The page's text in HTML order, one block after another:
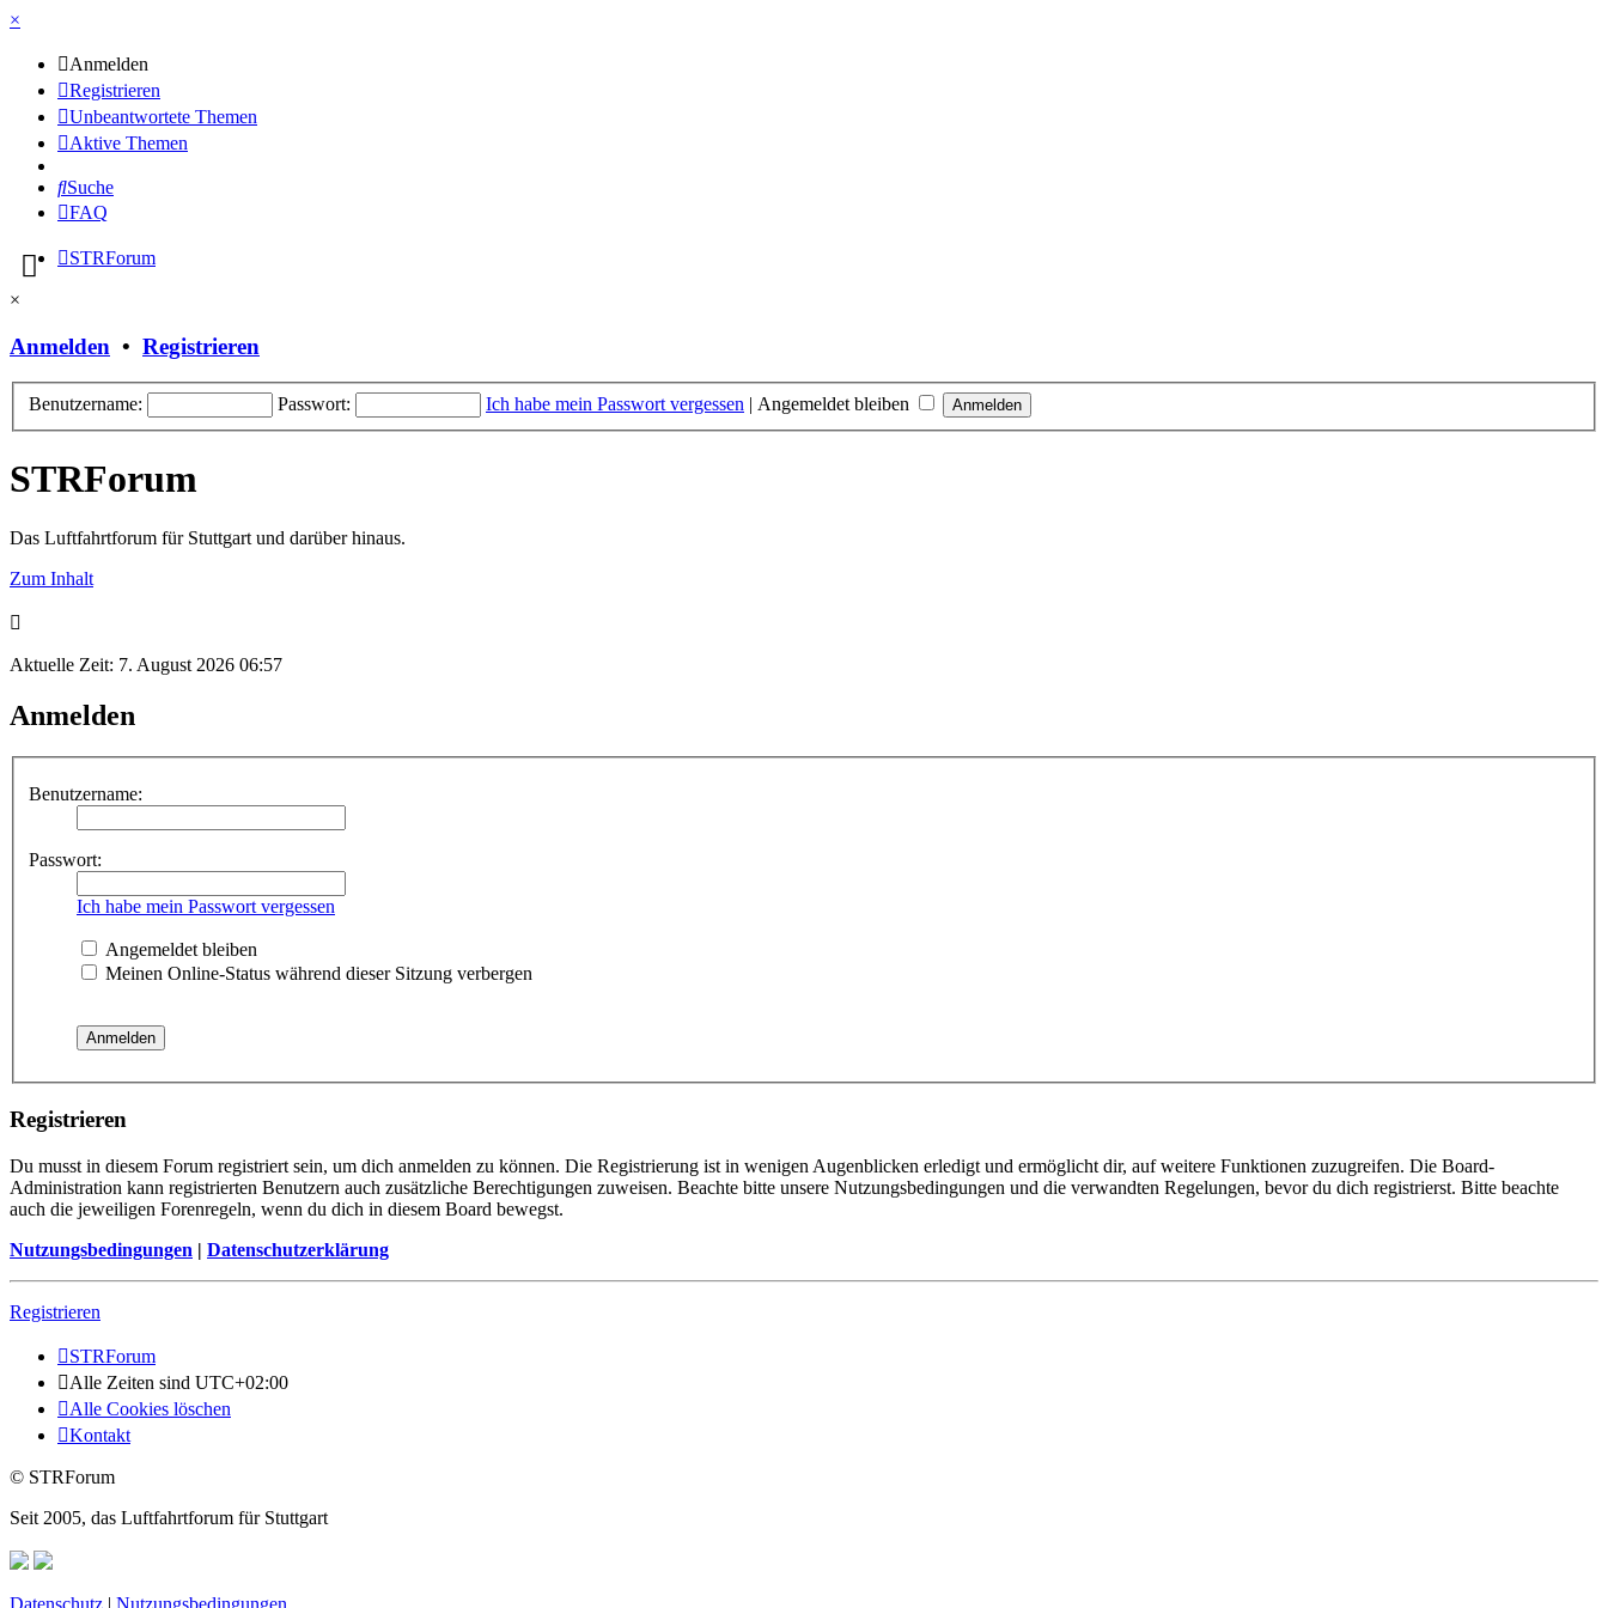
×
Anmelden
Registrieren
Unbeantwortete Themen
Aktive Themen
Suche
FAQ
STRForum
×
Anmelden • Registrieren
Benutzername: Passwort: Ich habe mein Passwort vergessen | Angemeldet bleiben
STRForum
Das Luftfahrtforum für Stuttgart und darüber hinaus.
Zum Inhalt
Aktuelle Zeit: 7. August 2026 06:57
Anmelden
Benutzername:
Passwort:
Ich habe mein Passwort vergessen
Angemeldet bleiben
Meinen Online-Status während dieser Sitzung verbergen
Registrieren
Du musst in diesem Forum registriert sein, um dich anmelden zu können. Die Registrierung ist in wenigen Augenblicken erledigt und ermöglicht dir, auf weitere Funktionen zuzugreifen. Die Board-
Administration kann registrierten Benutzern auch zusätzliche Berechtigungen zuweisen. Beachte bitte unsere Nutzungsbedingungen und die verwandten Regelungen, bevor du dich registrierst. Bitte beachte
auch die jeweiligen Forenregeln, wenn du dich in diesem Board bewegst.
Nutzungsbedingungen | Datenschutzerklärung
Registrieren
STRForum
Alle Zeiten sind UTC+02:00
Alle Cookies löschen
Kontakt
© STRForum
Seit 2005, das Luftfahrtforum für Stuttgart
Datenschutz | Nutzungsbedingungen